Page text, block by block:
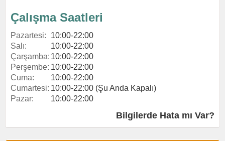
Çalışma Saatleri
Pazartesi:
10:00-22:00
Salı:
10:00-22:00
Çarşamba: 10:00-22:00
Perşembe: 10:00-22:00
Cuma:
10:00-22:00
Cumartesi: 10:00-22:00 (Şu Anda Kapalı)
Pazar:
10:00-22:00
Bilgilerde Hata mı Var?